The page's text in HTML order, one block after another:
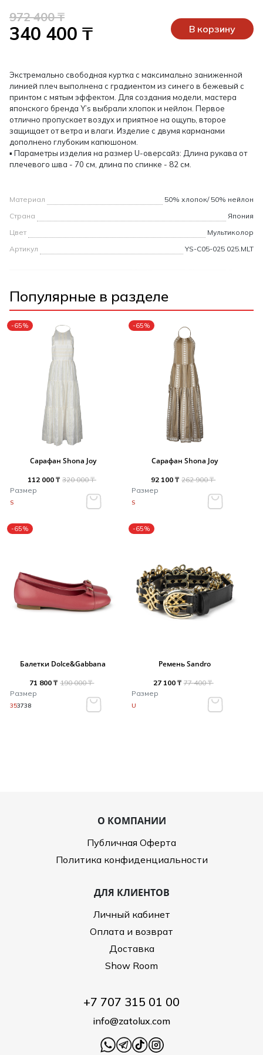
972 400 ₸
340 400 ₸ В корзину
Экстремально свободная куртка с максимально заниженной
линией плеч выполнена с градиентом из синего в бежевый с
принтом с мятым эффектом. Для создания модели, мастера
японского бренда Y’s выбрали хлопок и нейлон. Первое
отлично пропускает воздух и приятное на ощупь, второе
защищает от ветра и влаги. Изделие с двумя карманами
дополнено глубоким капюшоном.
▪ Параметры изделия на размер U-оверсайз: Длина рукава от
плечевого шва - 70 см, длина по спинке - 82 см.
Материал
50% хлопок/ 50% нейлон
Страна
Япония
Цвет
Мультиколор
Артикул
YS-C05-025 025.MLT
Популярные в разделе
-65%
Сарафан Shona Joy
112 000 ₸ 320 000 ₸
Размер
S
-65%
Сарафан Shona Joy
92 100 ₸ 262 900 ₸
Размер
S
-65%
Балетки Dolce&Gabbana
71 800 ₸ 190 000 ₸
Размер
353738
-65%
Ремень Sandro
27 100 ₸ 77 400 ₸
Размер
U
О КОМПАНИИ
Публичная Оферта
Политика конфиденциальности
ДЛЯ КЛИЕНТОВ
Личный кабинет
Оплата и возврат
Доставка
Show Room
+7 707 315 01 00
info@zatolux.com